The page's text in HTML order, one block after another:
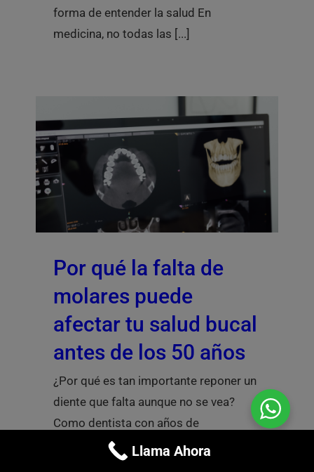
forma de entender la salud En
medicina, no todas las [...]
Por qué la falta de
molares puede
afectar tu salud bucal
antes de los 50 años
¿Por qué es tan importante reponer un
diente que falta aunque no se vea?
Como dentista con años de
experiencia [...] Llama Ahora